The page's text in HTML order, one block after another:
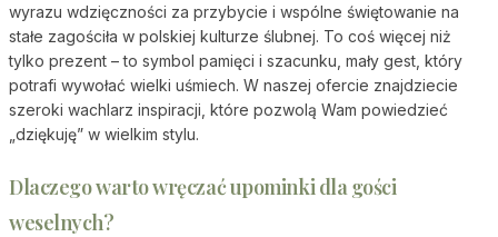
wyrazu wdzięczności za przybycie i wspólne świętowanie na
stałe zagościła w polskiej kulturze ślubnej. To coś więcej niż
tylko prezent – to symbol pamięci i szacunku, mały gest, który
potrafi wywołać wielki uśmiech. W naszej ofercie znajdziecie
szeroki wachlarz inspiracji, które pozwolą Wam powiedzieć
„dziękuję” w wielkim stylu.
Dlaczego warto wręczać upominki dla gości
weselnych?